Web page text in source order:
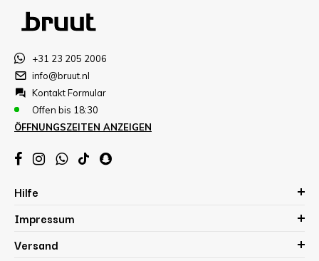
+31 23 205 2006
info@bruut.nl
Kontakt Formular
Offen bis 18:30
ÖFFNUNGSZEITEN ANZEIGEN
Hilfe
Impressum
Versand